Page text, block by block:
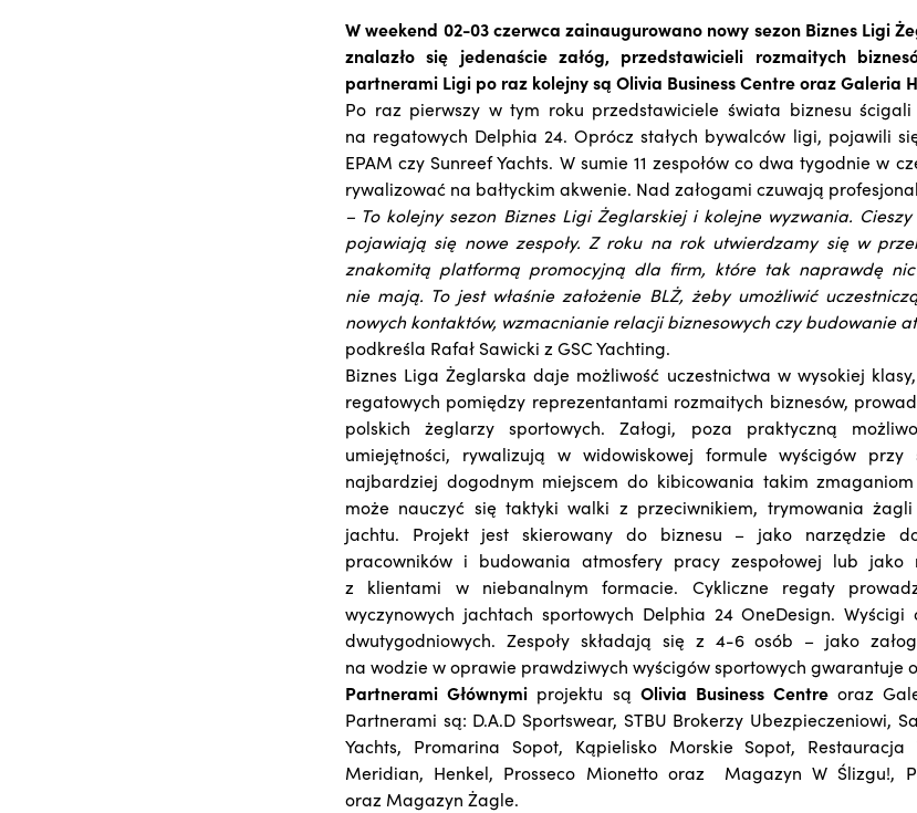
W weekend 02-03 czerwca zainaugurowano nowy sezon Biznes Ligi
znalazło się jedenaście załóg, przedstawicieli rozmaitych
partnerami Ligi po raz kolejny są Olivia Business Centre oraz Galeria
Po raz pierwszy w tym roku przedstawiciele świata biznesu
na regatowych Delphia 24. Oprócz stałych bywalców ligi, pojawili
EPAM czy Sunreef Yachts. W sumie 11 zespołów co dwa tygodnie w
rywalizować na bałtyckim akwenie. Nad załogami czuwają
– To kolejny sezon Biznes Ligi Żeglarskiej i kolejne wyzwania.
pojawiają się nowe zespoły. Z roku na rok utwierdzamy się w
znakomitą platformą promocyjną dla firm, które tak naprawdę
nie mają. To jest właśnie założenie BLŻ, żeby umożliwić
nowych kontaktów, wzmacnianie relacji biznesowych czy budowanie
podkreśla Rafał Sawicki z GSC Yachting.
Biznes Liga Żeglarska daje możliwość uczestnictwa w wysokiej
regatowych pomiędzy reprezentantami rozmaitych biznesów,
polskich żeglarzy sportowych. Załogi, poza praktyczną
umiejętności, rywalizują w widowiskowej formule wyścigów
najbardziej dogodnym miejscem do kibicowania takim
może nauczyć się taktyki walki z przeciwnikiem, trymowania
jachtu. Projekt jest skierowany do biznesu – jako narzędzie do
pracowników i budowania atmosfery pracy zespołowej lub
z klientami w niebanalnym formacie. Cykliczne regaty
wyczynowych jachtach sportowych Delphia 24 OneDesign.
dwutygodniowych. Zespoły składają się z 4-6 osób – jako
na wodzie w oprawie prawdziwych wyścigów sportowych gwarantuje
Partnerami Głównymi projektu są Olivia Business Centre oraz
Partnerami są: D.A.D Sportswear, STBU Brokerzy Ubezpieczeniowi,
Yachts, Promarina Sopot, Kąpielisko Morskie Sopot,
Meridian, Henkel, Prosseco Mionetto oraz Magazyn W Ślizgu!,
oraz Magazyn Żagle.